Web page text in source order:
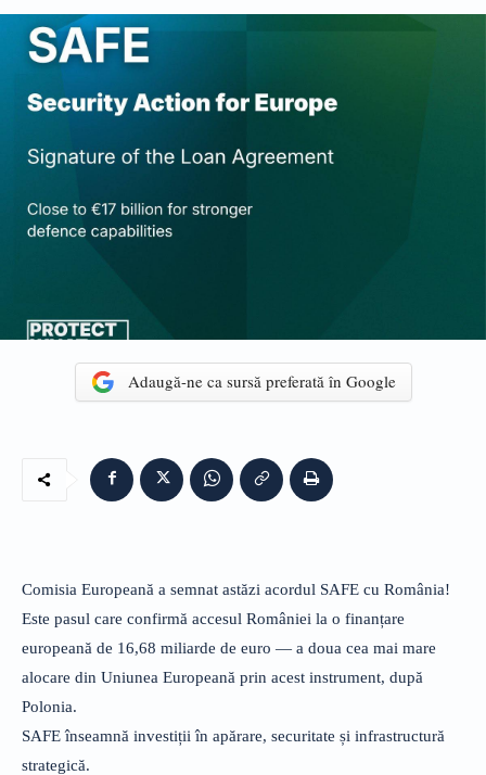
Adaugă-ne ca sursă preferată în Google
Comisia Europeană a semnat astăzi acordul SAFE cu România!
Este pasul care confirmă accesul României la o finanțare
europeană de 16,68 miliarde de euro — a doua cea mai mare
alocare din Uniunea Europeană prin acest instrument, după
Polonia.
SAFE înseamnă investiții în apărare, securitate și infrastructură
strategică.